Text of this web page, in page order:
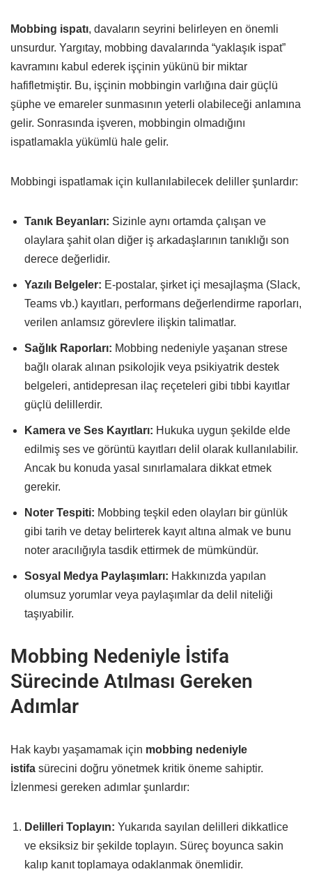
Mobbing ispatı, davaların seyrini belirleyen en önemli
unsurdur. Yargıtay, mobbing davalarında “yaklaşık ispat”
kavramını kabul ederek işçinin yükünü bir miktar
hafifletmiştir. Bu, işçinin mobbingin varlığına dair güçlü
şüphe ve emareler sunmasının yeterli olabileceği anlamına
gelir. Sonrasında işveren, mobbingin olmadığını
ispatlamakla yükümlü hale gelir.
Mobbingi ispatlamak için kullanılabilecek deliller şunlardır:
Tanık Beyanları: Sizinle aynı ortamda çalışan ve
olaylara şahit olan diğer iş arkadaşlarının tanıklığı son
derece değerlidir.
Yazılı Belgeler: E-postalar, şirket içi mesajlaşma (Slack,
Teams vb.) kayıtları, performans değerlendirme raporları,
verilen anlamsız görevlere ilişkin talimatlar.
Sağlık Raporları: Mobbing nedeniyle yaşanan strese
bağlı olarak alınan psikolojik veya psikiyatrik destek
belgeleri, antidepresan ilaç reçeteleri gibi tıbbi kayıtlar
güçlü delillerdir.
Kamera ve Ses Kayıtları: Hukuka uygun şekilde elde
edilmiş ses ve görüntü kayıtları delil olarak kullanılabilir.
Ancak bu konuda yasal sınırlamalara dikkat etmek
gerekir.
Noter Tespiti: Mobbing teşkil eden olayları bir günlük
gibi tarih ve detay belirterek kayıt altına almak ve bunu
noter aracılığıyla tasdik ettirmek de mümkündür.
Sosyal Medya Paylaşımları: Hakkınızda yapılan
olumsuz yorumlar veya paylaşımlar da delil niteliği
taşıyabilir.
Mobbing Nedeniyle İstifa
Sürecinde Atılması Gereken
Adımlar
Hak kaybı yaşamamak için mobbing nedeniyle
istifa sürecini doğru yönetmek kritik öneme sahiptir.
İzlenmesi gereken adımlar şunlardır:
Delilleri Toplayın: Yukarıda sayılan delilleri dikkatlice
ve eksiksiz bir şekilde toplayın. Süreç boyunca sakin
kalıp kanıt toplamaya odaklanmak önemlidir.